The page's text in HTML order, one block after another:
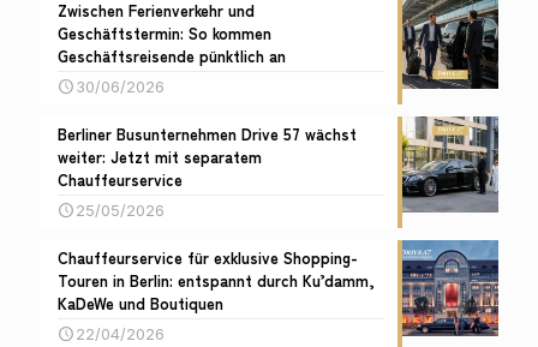
Zwischen Ferienverkehr und
Geschäftstermin: So kommen
Geschäftsreisende pünktlich an
30/06/2026
Berliner Busunternehmen Drive 57 wächst
weiter: Jetzt mit separatem
Chauffeurservice
25/05/2026
Chauffeurservice für exklusive Shopping-
Touren in Berlin: entspannt durch Ku’damm,
KaDeWe und Boutiquen
22/04/2026